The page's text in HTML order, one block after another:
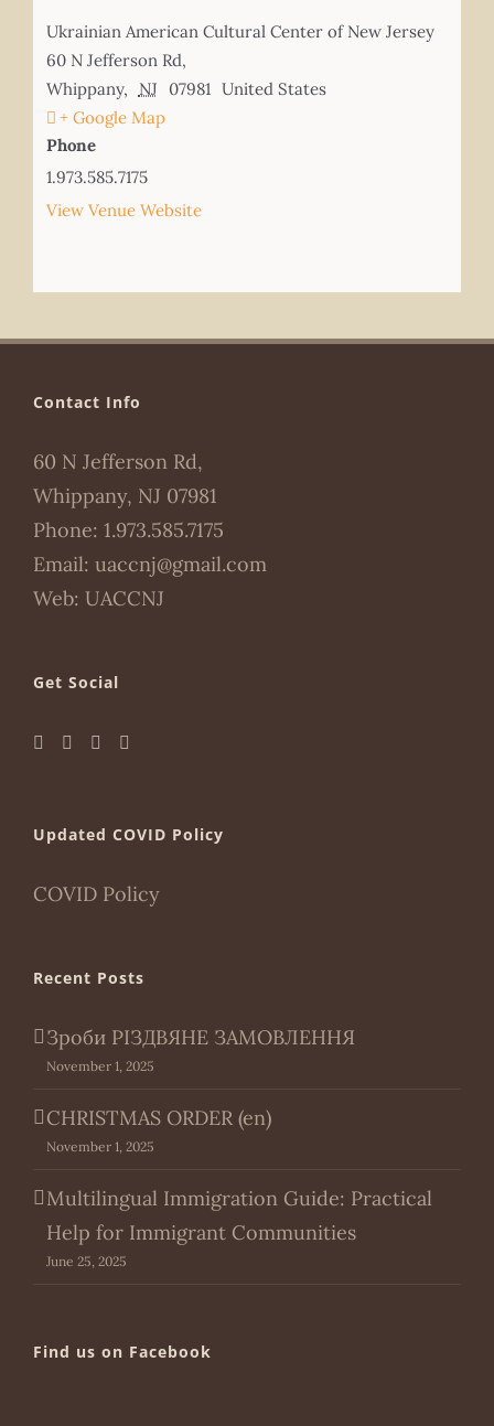
Ukrainian American Cultural Center of New Jersey
60 N Jefferson Rd,
Whippany, NJ 07981 United States
+ Google Map
Phone
1.973.585.7175
View Venue Website
Contact Info
60 N Jefferson Rd,
Whippany, NJ 07981
Phone: 1.973.585.7175
Email: uaccnj@gmail.com
Web: UACCNJ
Get Social
Updated COVID Policy
COVID Policy
Recent Posts
Зроби РІЗДВЯНЕ ЗАМОВЛЕННЯ
November 1, 2025
CHRISTMAS ORDER (en)
November 1, 2025
Multilingual Immigration Guide: Practical
Help for Immigrant Communities
June 25, 2025
Find us on Facebook